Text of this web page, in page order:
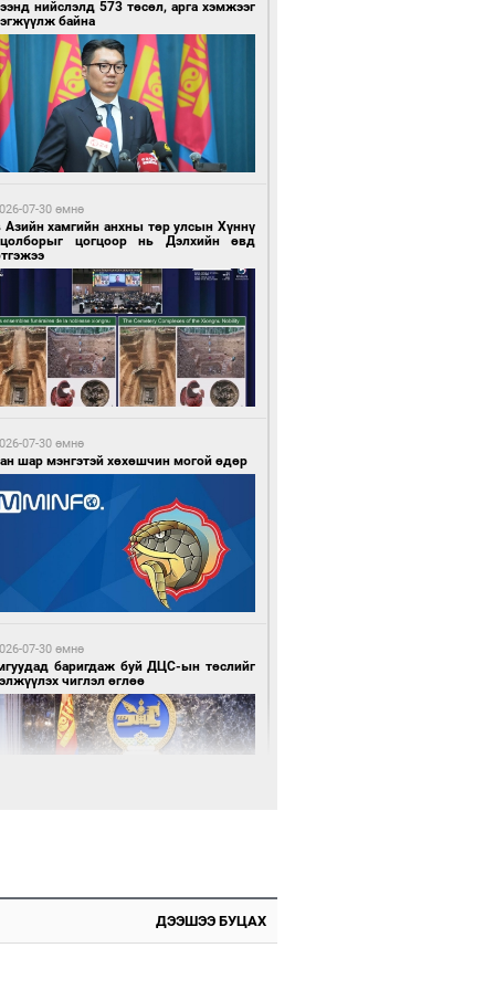
цагийн өмнө өмнө
Улс “COP17”-д “Тал хээрийн
гөө танилцуулна
цагийн өмнө өмнө
төрлийн эмийг нэг эх үүсвэрээс
авах журмыг баталлаа
шатанд хэмнэлтийн горимд шилжиж,
наадам, зөвлөгөөн, гадаад
хориглолоо
нийслэлд 573 төсөл, арга хэмжээг
байна
07-30 өмнө
Азийн хамгийн анхны төр улсын Хүннү
цогцоор нь Дэлхийн өвд
07-30 өмнө
шар мэнгэтэй хөхөшчин могой өдөр
07-30 өмнө
баригдаж буй ДЦС-ын төслийг
чиглэл өглөө
автобус үйлчилнэ
ДЭЭШЭЭ БУЦАХ